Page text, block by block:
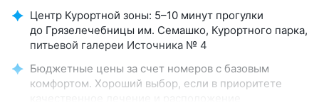
Центр Курортной зоны: 5–10 минут прогулки
до Грязелечебницы им. Семашко, Курортного парка,
питьевой галереи Источника № 4
Бюджетные цены за счет номеров с базовым
комфортом. Хороший выбор, если в приоритете